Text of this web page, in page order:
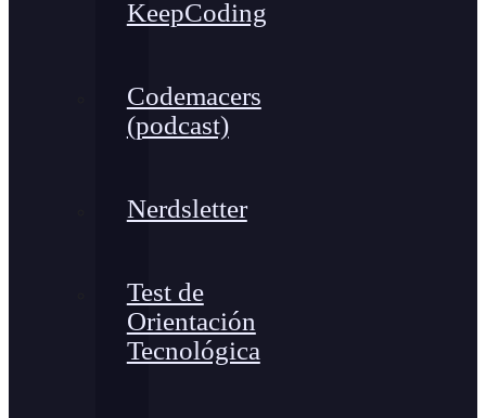
KeepCoding
Codemacers
(podcast)
Nerdsletter
Test de
Orientación
Tecnológica